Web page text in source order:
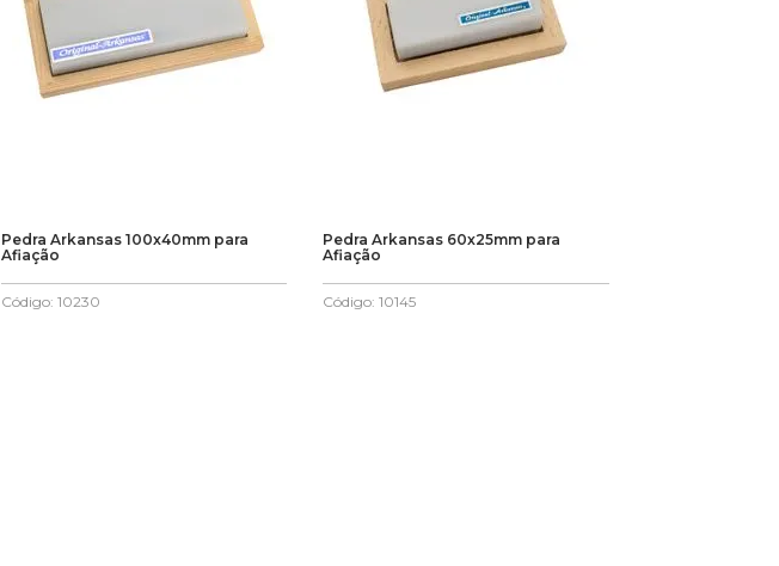
Pedra Arkansas 100x40mm para
Afiação
Código: 10230
Pedra Arkansas 60x25mm para
Afiação
Código:10145